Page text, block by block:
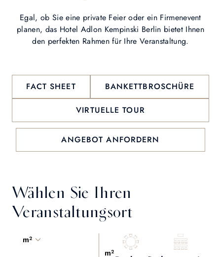
Egal, ob Sie eine private Feier oder ein Firmenevent
planen, das Hotel Adlon Kempinski Berlin bietet Ihnen
den perfekten Rahmen für Ihre Veranstaltung.
FACT SHEET BANKETTBROSCHÜRE
VIRTUELLE TOUR
ANGEBOT ANFORDERN
Wählen Sie Ihren
Veranstaltungsort
m²
m²